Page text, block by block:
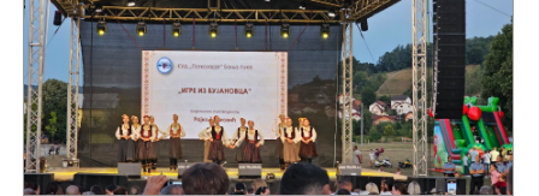
Насељена мјеста
Занимљивости
Фотогалерија
НАЧЕЛНИК